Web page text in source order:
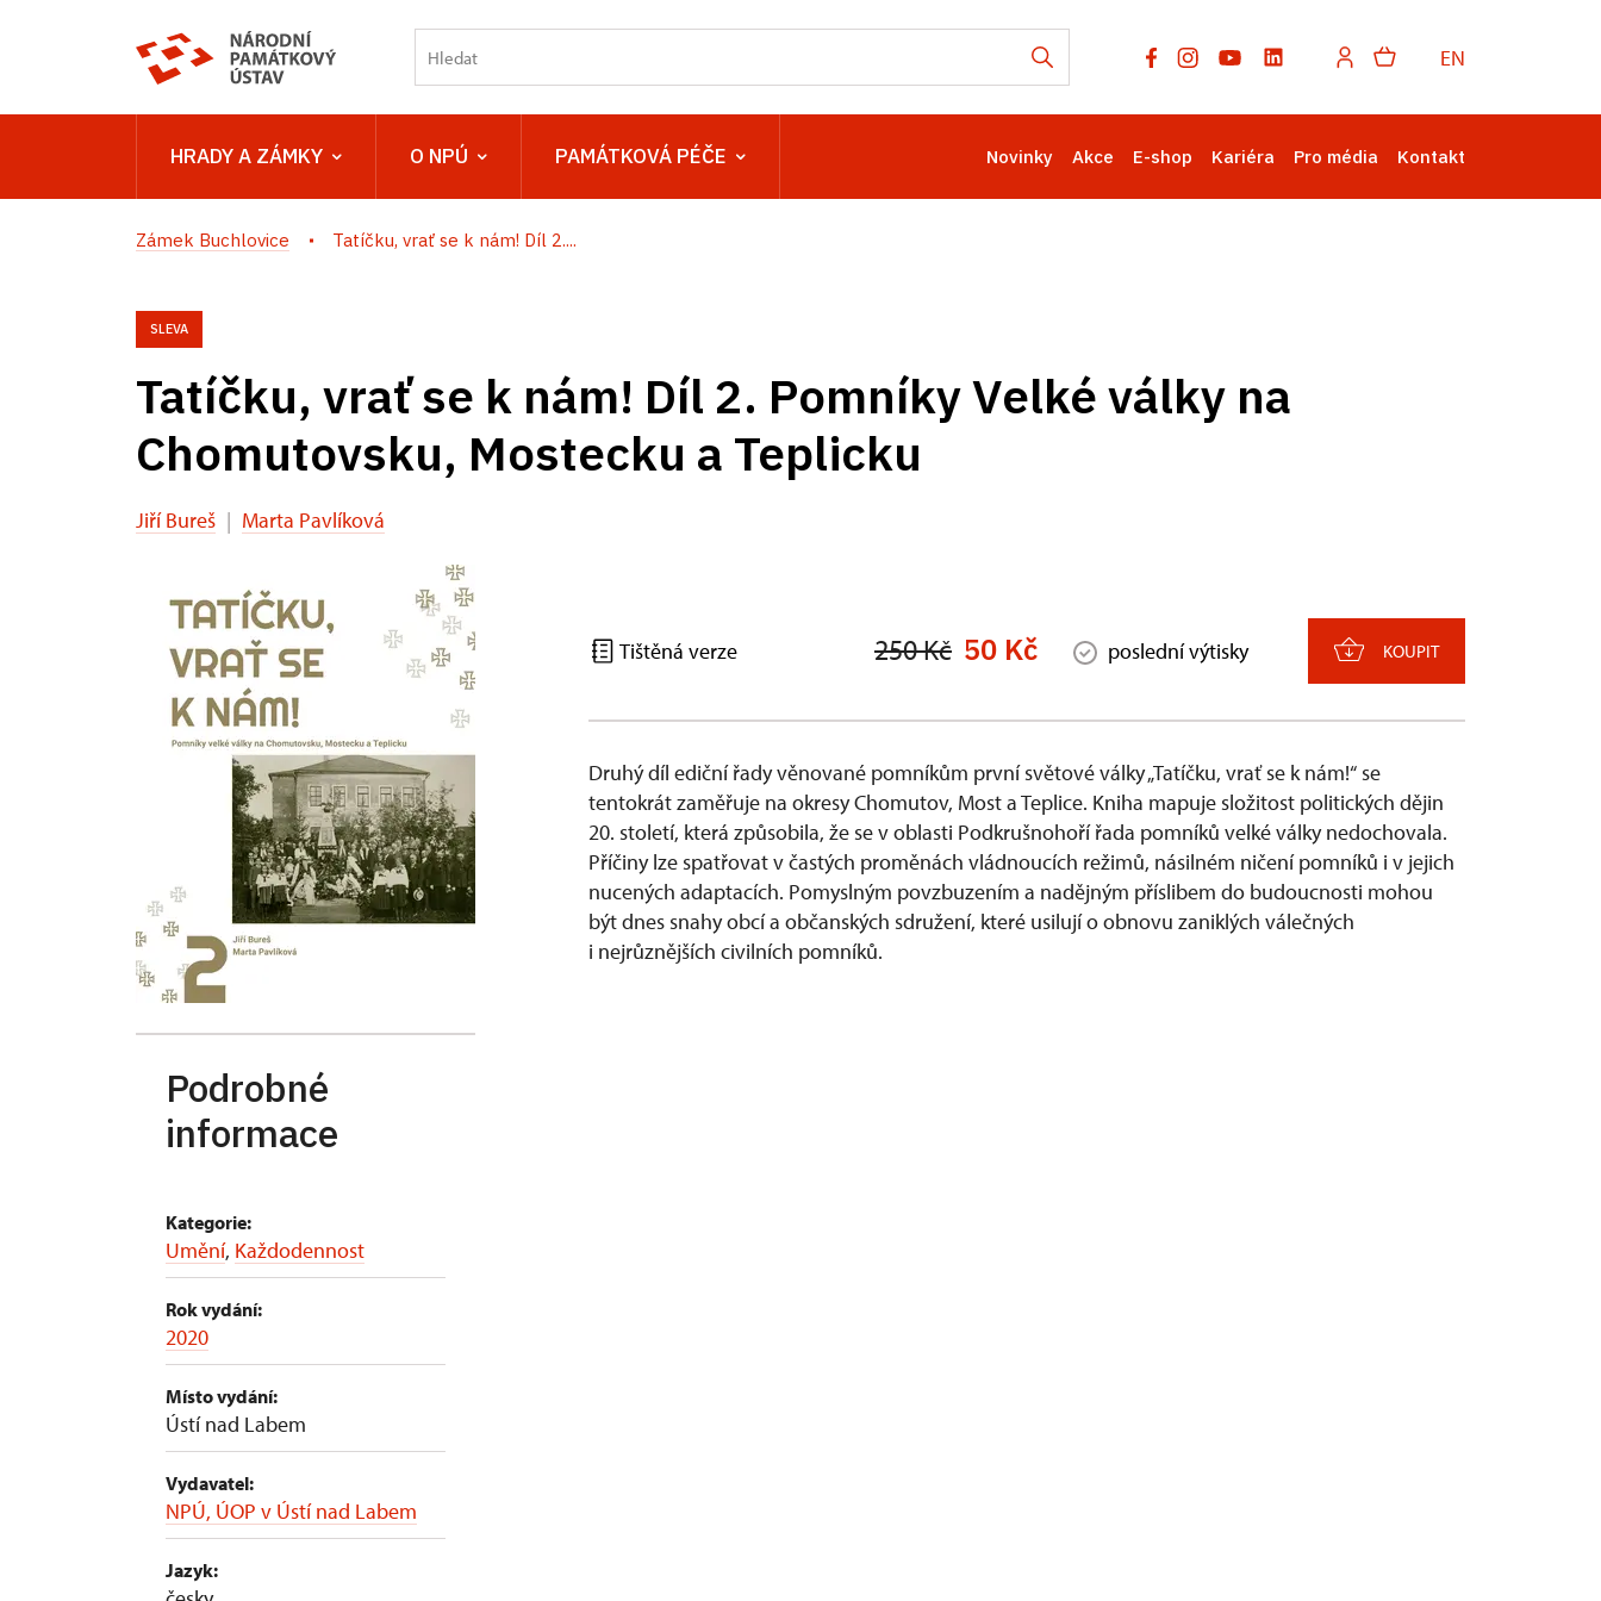
EN
HRADY A ZÁMKY O NPÚ PAMÁTKOVÁ PÉČE Novinky Akce E-shop Kariéra Pro média Kontakt
Zámek Buchlovice Tatíčku, vrať se k nám! Díl 2....
SLEVA
Tatíčku, vrať se k nám! Díl 2. Pomníky Velké války na
Chomutovsku, Mostecku a Teplicku
Jiří Bureš | Marta Pavlíková
Podrobné
informace
Kategorie:
Umění, Každodennost
Rok vydání:
2020
Místo vydání:
Ústí nad Labem
Vydavatel:
NPÚ, ÚOP v Ústí nad Labem
Jazyk:
Tištěná verze 250 Kč 50 Kč poslední výtisky KOUPIT
Druhý díl ediční řady věnované pomníkům první světové války „Tatíčku, vrať se k nám!“ se
tentokrát zaměřuje na okresy Chomutov, Most a Teplice. Kniha mapuje složitost politických dějin
20. století, která způsobila, že se v oblasti Podkrušnohoří řada pomníků velké války nedochovala.
Příčiny lze spatřovat v častých proměnách vládnoucích režimů, násilném ničení pomníků i v jejich
nucených adaptacích. Pomyslným povzbuzením a nadějným příslibem do budoucnosti mohou
být dnes snahy obcí a občanských sdružení, které usilují o obnovu zaniklých válečných
i nejrůznějších civilních pomníků.